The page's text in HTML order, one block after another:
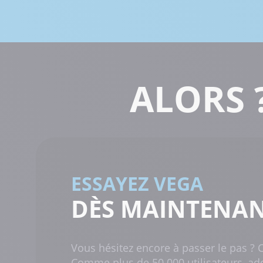
ALORS
ESSAYEZ VEGA
DÈS
Vous hésitez encore à passer le pas ?